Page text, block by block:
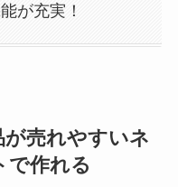
が充実！
売れやすいネ
で作れる